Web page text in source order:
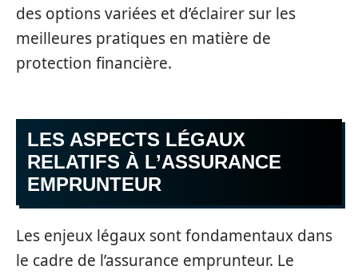
des options variées et d’éclairer sur les
meilleures pratiques en matière de
protection financière.
LES ASPECTS LÉGAUX
RELATIFS À L’ASSURANCE
EMPRUNTEUR
Les enjeux légaux sont fondamentaux dans
le cadre de l’assurance emprunteur. Le